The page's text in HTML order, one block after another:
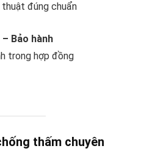
đúng chuẩn
Bảo hành
trong hợp đồng
thấm chuyên